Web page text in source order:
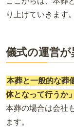
り上げていきます。
儀式の運営が
本葬と一般的な葬
体となって行うか
本葬の場合は会社
ます。